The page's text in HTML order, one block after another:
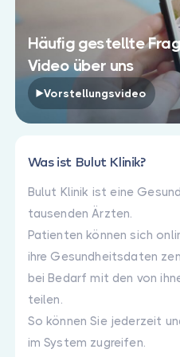
Häufig gestellte
Video über uns
Vorstellungsvideo
Was ist Bulut Klinik?
Bulut Klinik ist eine
tausenden Ärzten.
Patienten können sich
ihre Gesundheitsdaten
bei Bedarf mit den von
teilen.
So können Sie jederzeit
im System zugreifen.